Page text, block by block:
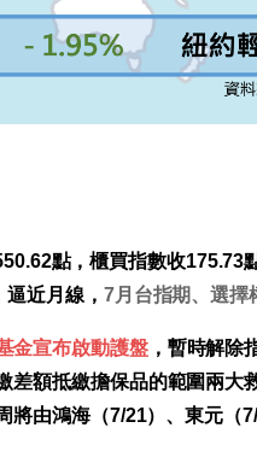
點，櫃買指數收
近月線， 7月台指期、選擇
金宣布啟動護盤，暫時解除
差額抵繳擔保品的範圍兩大
由鴻海（7/21）、東元（7/